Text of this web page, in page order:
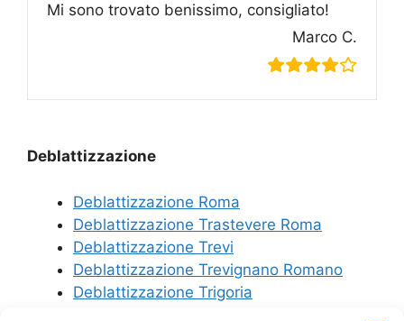
Mi sono trovato benissimo, consigliato!
Marco C.
Deblattizzazione
Deblattizzazione Roma
Deblattizzazione Trastevere Roma
Deblattizzazione Trevi
Deblattizzazione Trevignano Romano
Deblattizzazione Trigoria